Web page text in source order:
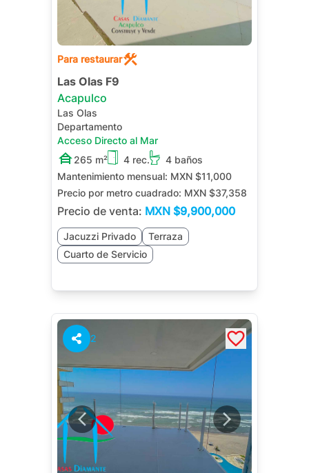
Para restaurar
Las Olas F9
Acapulco
Las Olas
Departamento
Acceso Directo al Mar
265 m²
4 rec.
4 baños
Mantenimiento mensual: MXN $11,000
Precio por metro cuadrado: MXN $37,358
Precio de venta: MXN $9,900,000
Jacuzzi Privado
Terraza
Cuarto de Servicio
2